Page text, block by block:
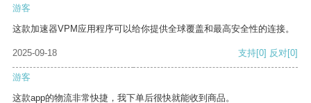
游客
这款加速器VPM应用程序可以给你提供全球覆盖和最高安全性的连接。
2025-09-18 支持[0] 反对[0]
游客
这款app的物流非常快捷，我下单后很快就能收到商品。